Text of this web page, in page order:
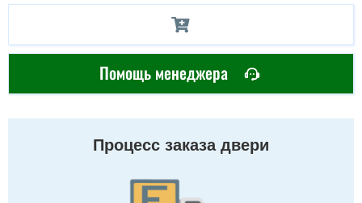
Помощь менеджера
Процесс заказа двери